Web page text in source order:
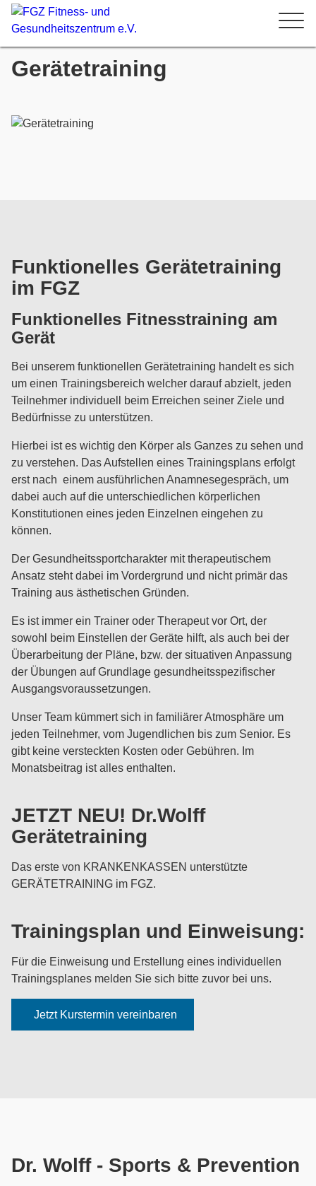
Gerätetraining
Funktionelles Gerätetraining
im FGZ
Funktionelles Fitnesstraining am
Gerät
Bei unserem funktionellen Gerätetraining handelt es sich
um einen Trainingsbereich welcher darauf abzielt, jeden
Teilnehmer individuell beim Erreichen seiner Ziele und
Bedürfnisse zu unterstützen.
Hierbei ist es wichtig den Körper als Ganzes zu sehen und
zu verstehen. Das Aufstellen eines Trainingsplans erfolgt
erst nach einem ausführlichen Anamnesegespräch, um
dabei auch auf die unterschiedlichen körperlichen
Konstitutionen eines jeden Einzelnen eingehen zu
können.
Der Gesundheitssportcharakter mit therapeutischem
Ansatz steht dabei im Vordergrund und nicht primär das
Training aus ästhetischen Gründen.
Es ist immer ein Trainer oder Therapeut vor Ort, der
sowohl beim Einstellen der Geräte hilft, als auch bei der
Überarbeitung der Pläne, bzw. der situativen Anpassung
der Übungen auf Grundlage gesundheitsspezifischer
Ausgangsvoraussetzungen.
Unser Team kümmert sich in familiärer Atmosphäre um
jeden Teilnehmer, vom Jugendlichen bis zum Senior. Es
gibt keine versteckten Kosten oder Gebühren. Im
Monatsbeitrag ist alles enthalten.
JETZT NEU! Dr.Wolff
Gerätetraining
Das erste von KRANKENKASSEN unterstützte
GERÄTETRAINING im FGZ.
Trainingsplan und Einweisung:
Für die Einweisung und Erstellung eines individuellen
Trainingsplanes melden Sie sich bitte zuvor bei uns.
Jetzt Kurstermin vereinbaren
Dr. Wolff - Sports & Prevention